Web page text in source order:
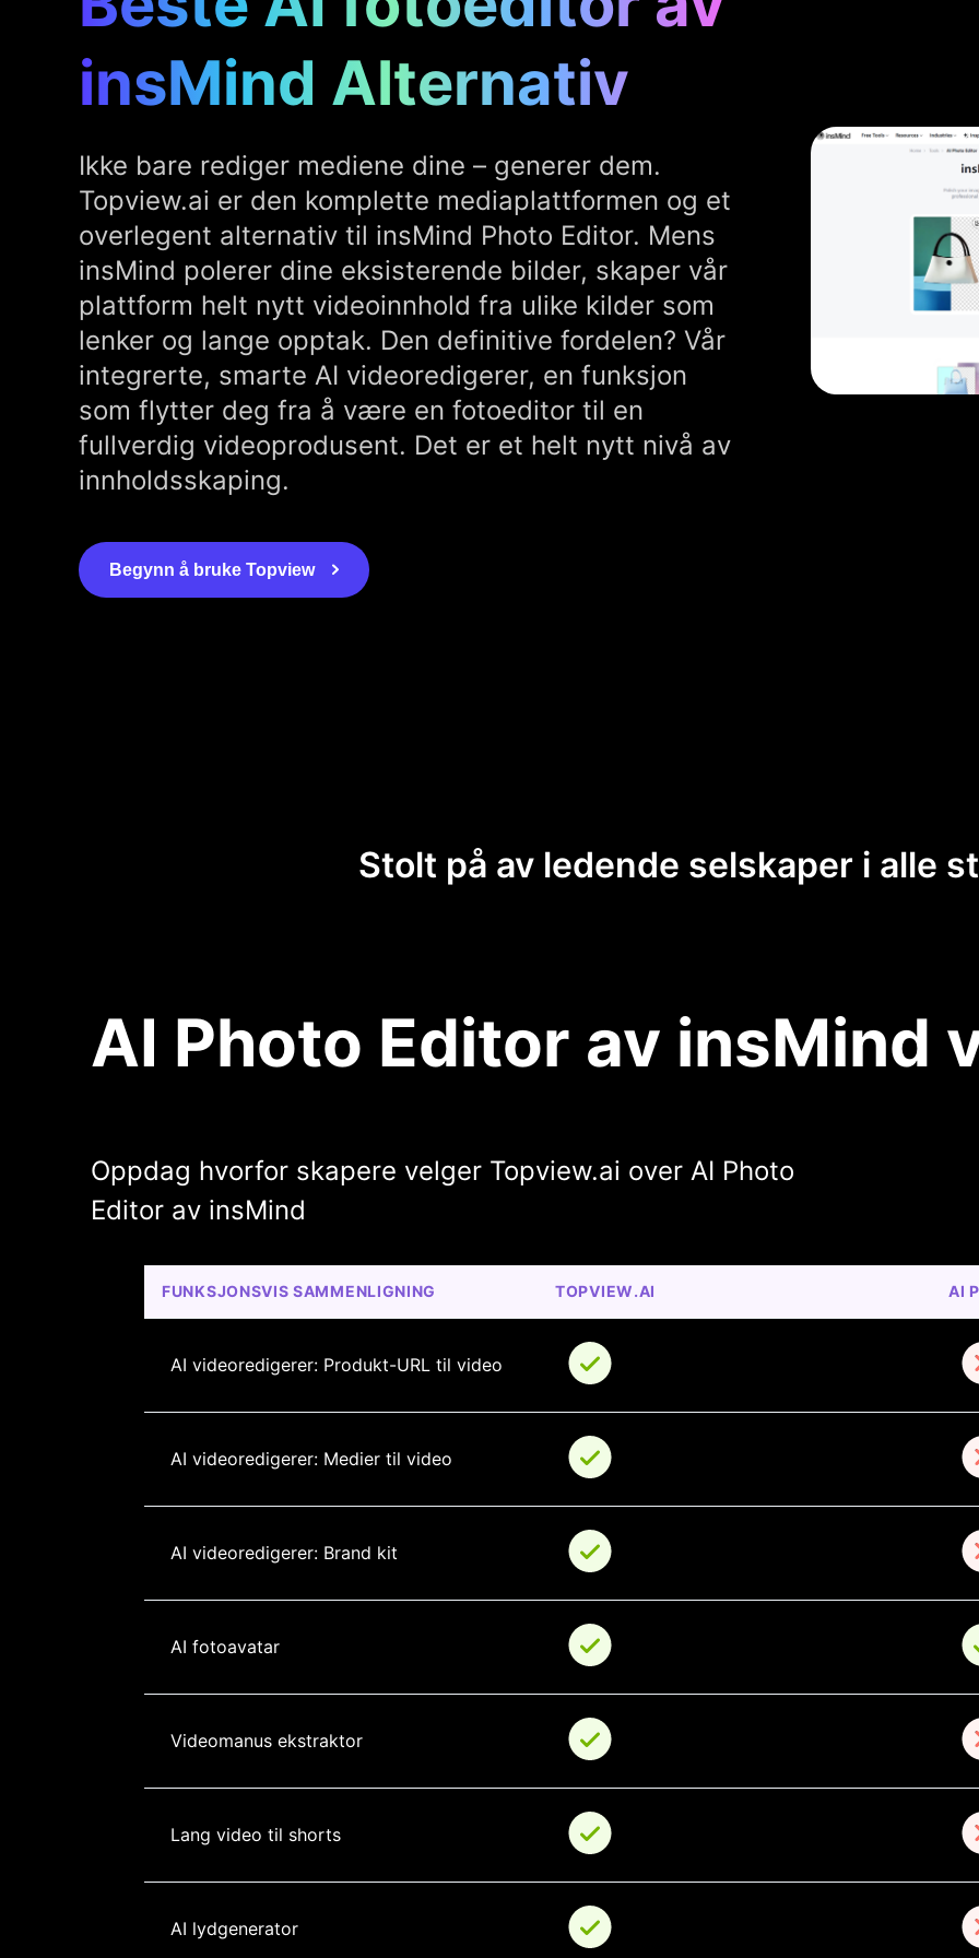
insMind Alternativ
Ikke bare rediger mediene dine – generer dem.
Topview.ai er den komplette mediaplattformen og et
overlegent alternativ til insMind Photo Editor. Mens
insMind polerer dine eksisterende bilder, skaper vår
plattform helt nytt videoinnhold fra ulike kilder som
lenker og lange opptak. Den definitive fordelen? Vår
integrerte, smarte AI videoredigerer, en funksjon
som flytter deg fra å være en fotoeditor til en
fullverdig videoprodusent. Det er et helt nytt nivå av
innholdsskaping.
Begynn å bruke Topview
Stolt på av ledende selskaper i alle
AI Photo Editor av insMind
Oppdag hvorfor skapere velger Topview.ai over AI Photo
Editor av insMind
FUNKSJONSVIS SAMMENLIGNING TOPVIEW.AI AI
AI videoredigerer: Produkt-URL til video
AI videoredigerer: Medier til video
AI videoredigerer: Brand kit
AI fotoavatar
Videomanus ekstraktor
Lang video til shorts
AI lydgenerator